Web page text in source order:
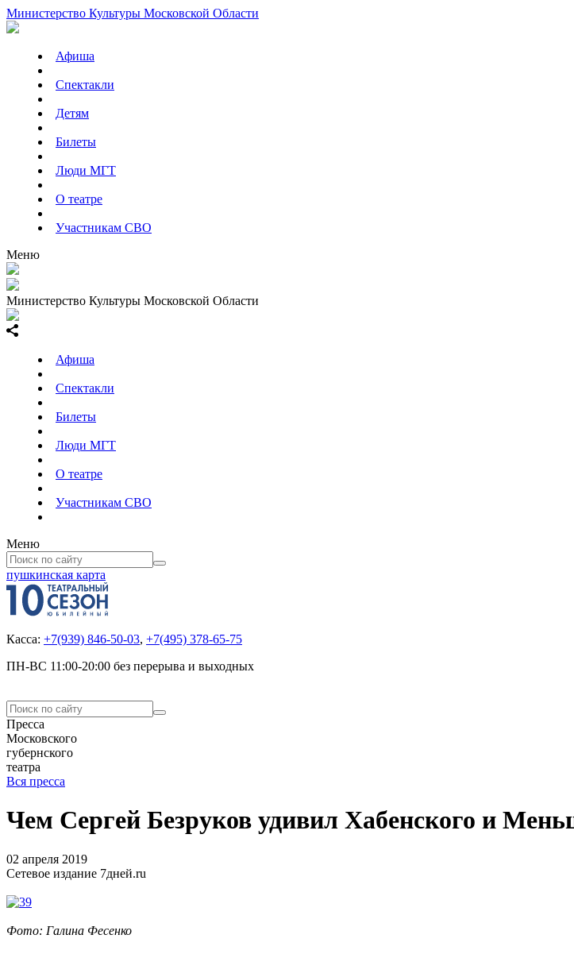
Министерство Культуры Московской Области
Афиша
Спектакли
Детям
Билеты
Люди МГТ
О театре
Участникам СВО
Меню
Министерство Культуры Московской Области
Афиша
Спектакли
Билеты
Люди МГТ
О театре
Участникам СВО
Меню
пушкинская карта
Касса: +7(939) 846-50-03, +7(495) 378-65-75
ПН-ВС 11:00-20:00 без перерыва и выходных
Пресса
Московского
губернского
театра
Вся пресса
Чем Сергей Безруков удивил Хабенского и
02 апреля 2019
Сетевое издание 7дней.ru
Фото: Галина Фесенко